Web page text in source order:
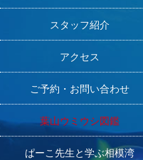
スタッフ紹介
アクセス
ご予約・お問い合わせ
葉山ウミウシ図鑑
ぱーこ先生と学ぶ相模湾